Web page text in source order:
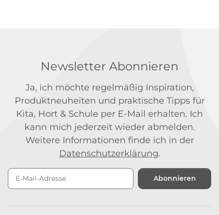
Newsletter Abonnieren
Ja, ich möchte regelmäßig Inspiration,
Produktneuheiten und praktische Tipps für
Kita, Hort & Schule per E-Mail erhalten. Ich
kann mich jederzeit wieder abmelden.
Weitere Informationen finde ich in der
Datenschutzerklärung.
Abonnieren